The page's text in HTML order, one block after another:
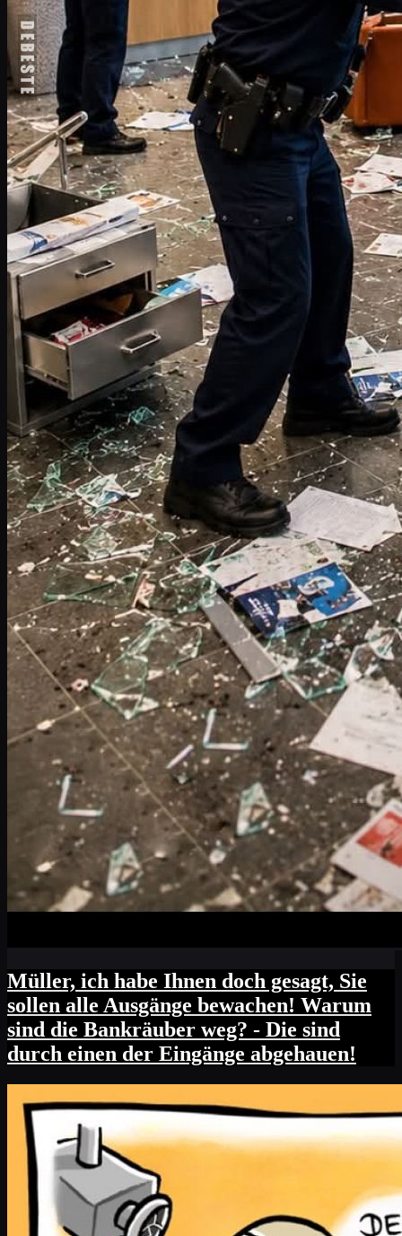
Müller, ich habe Ihnen doch gesagt, Sie
sollen alle Ausgänge bewachen! Warum
sind die Bankräuber weg? - Die sind
durch einen der Eingänge abgehauen!